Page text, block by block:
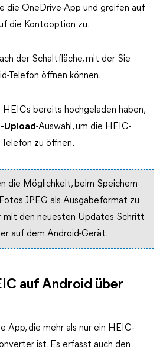
die OneDrive-App und greifen auf
die Kontooption zu.
der Schaltfläche, mit der Sie
Telefon öffnen können.
bereits hochgeladen haben,
Upload-Auswahl, um die HEIC-
zu öffnen.
die Möglichkeit, beim Speichern
JPEG als Ausgabeformat zu
mit den neuesten Updates Schritt
auf dem Android-Gerät.
auf Android über
App, die mehr als nur ein HEIC-
ist. Es erfasst auch den